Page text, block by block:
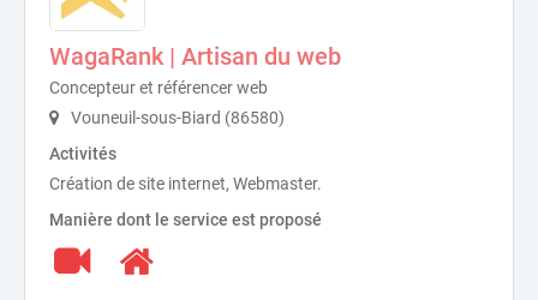
WagaRank | Artisan du web
Concepteur et référencer web
Vouneuil-sous-Biard (86580)
Activités
Création de site internet, Webmaster.
Manière dont le service est proposé